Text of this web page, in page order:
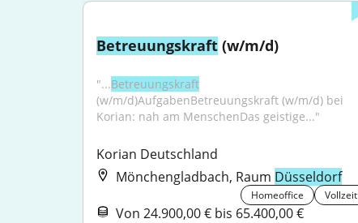
Betreuungskraft (w/m/d)
"...Betreuungskraft
(w/m/d)AufgabenBetreuungskraft (w/m/d) bei
Korian: nah am MenschenDas geistige..."
Korian Deutschland
Mönchengladbach, Raum Düsseldorf
Homeoffice Vollzeit
Von 24.900,00 € bis 65.400,00 €